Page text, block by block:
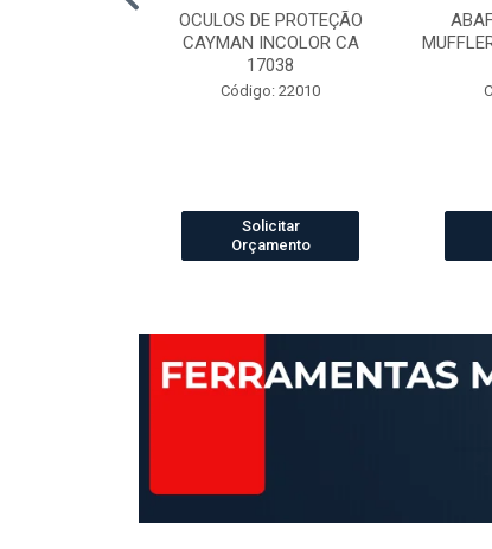
OCULOS DE PROTEÇÃO
CAYMAN INCOLOR CA
17038
Código: 22010
Solicitar
Orçamento